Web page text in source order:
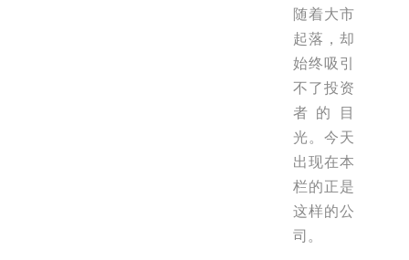
随着大市
起落，却
始终吸引
不了投资
者的目
光。今天
出现在本
栏的正是
这样的公
司。